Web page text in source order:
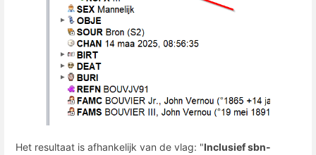
Het resultaat is afhankelijk van de vlag: "Inclusief sbn-